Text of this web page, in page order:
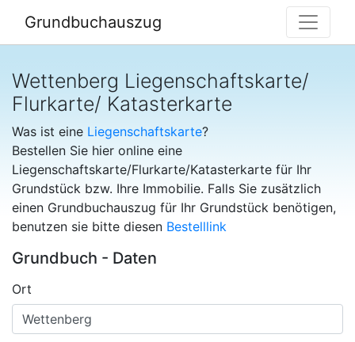
Grundbuchauszug
Wettenberg Liegenschaftskarte/
Flurkarte/ Katasterkarte
Was ist eine Liegenschaftskarte?
Bestellen Sie hier online eine
Liegenschaftskarte/Flurkarte/Katasterkarte für Ihr
Grundstück bzw. Ihre Immobilie. Falls Sie zusätzlich
einen Grundbuchauszug für Ihr Grundstück benötigen,
benutzen sie bitte diesen Bestelllink
Grundbuch - Daten
Ort